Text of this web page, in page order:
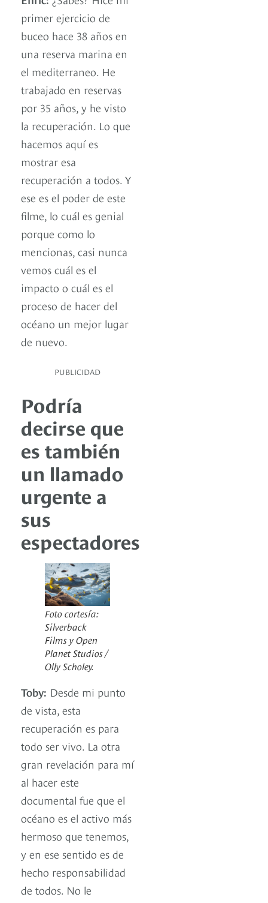
primer ejercicio de
buceo hace 38 años en
una reserva marina en
el mediterraneo. He
trabajado en reservas
por 35 años, y he visto
la recuperación. Lo que
hacemos aquí es
mostrar esa
recuperación a todos. Y
ese es el poder de este
filme, lo cuál es genial
porque como lo
mencionas, casi nunca
vemos cuál es el
impacto o cuál es el
proceso de hacer del
océano un mejor lugar
de nuevo.
PUBLICIDAD
Podría
decirse que
es también
un llamado
urgente a
sus
espectadores
Foto cortesía:
Silverback
Films y Open
Planet Studios /
Olly Scholey.
Toby: Desde mi punto
de vista, esta
recuperación es para
todo ser vivo. La otra
gran revelación para mí
al hacer este
documental fue que el
océano es el activo más
hermoso que tenemos,
y en ese sentido es de
hecho responsabilidad
de todos. No le